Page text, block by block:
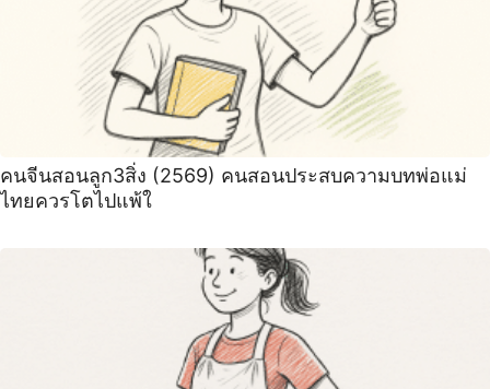
คนจีนสอนลูก3สิ่ง (2569) คนสอนประสบความบทพ่อแม่
ไทยควรโตไปแพ้ใ